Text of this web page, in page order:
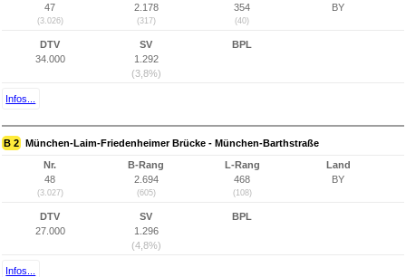
47
(3.026)
2.178
(317)
354
(40)
BY
DTV
34.000
SV
1.292
(3,8%)
BPL
Infos...
B 2 München-Laim-Friedenheimer Brücke - München-Barthstraße
Nr.
48
(3.027)
B-Rang
2.694
(605)
L-Rang
468
(108)
Land
BY
DTV
27.000
SV
1.296
(4,8%)
BPL
Infos...